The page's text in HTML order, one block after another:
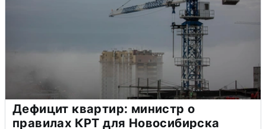
Дефицит квартир: министр о
правилах КРТ для Новосибирска